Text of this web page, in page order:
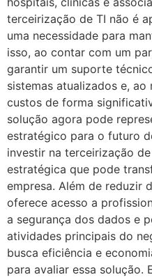
terceirização de TI não é
uma necessidade para
isso, ao contar com um
garantir um suporte
sistemas atualizados e,
custos de forma
solução agora pode
estratégico para o futuro
investir na terceirização
estratégica que pode
empresa. Além de reduzir
oferece acesso a
a segurança dos dados e
atividades principais do
busca eficiência e
para avaliar essa solução.